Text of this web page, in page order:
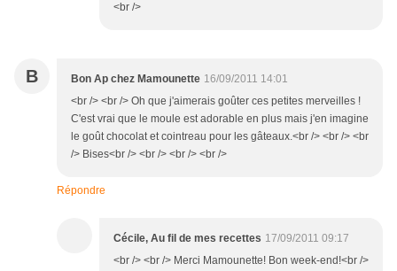
<br />
B Bon Ap chez Mamounette 16/09/2011 14:01
<br /> <br /> Oh que j'aimerais goûter ces petites merveilles !
C'est vrai que le moule est adorable en plus mais j'en imagine
le goût chocolat et cointreau pour les gâteaux.<br /> <br /> <br
/> Bises<br /> <br /> <br /> <br />
Répondre
Cécile, Au fil de mes recettes 17/09/2011 09:17
<br /> <br /> Merci Mamounette! Bon week-end!<br />